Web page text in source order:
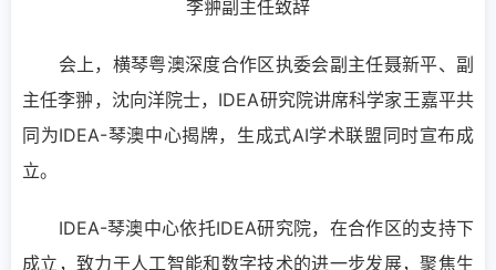
李翀副主任致辞
会上，横琴粤澳深度合作区执委会副主任聂新平、副
主任李翀，沈向洋院士，IDEA研究院讲席科学家王嘉平共
同为IDEA-琴澳中心揭牌，生成式AI学术联盟同时宣布成
立。
IDEA-琴澳中心依托IDEA研究院，在合作区的支持下
成立，致力于人工智能和数字技术的进一步发展，聚焦生